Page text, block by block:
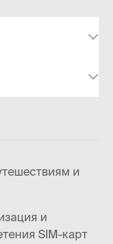
и
и
SIM-карт